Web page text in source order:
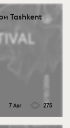
Tashkent
7 Авг 275